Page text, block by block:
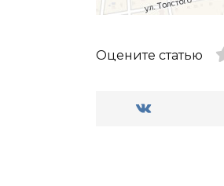
Оцените статью